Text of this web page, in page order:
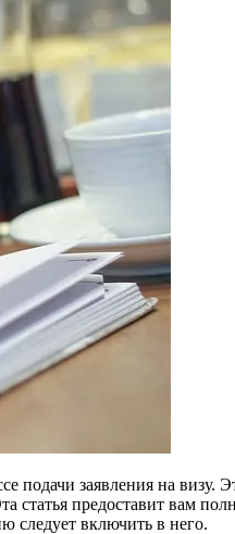
подачи заявления на визу.
статья предоставит вам
следует включить в него.